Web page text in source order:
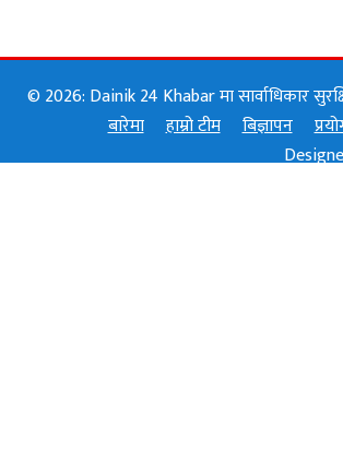
© 2026: Dainik 24 Khabar मा सार्वाधिकार
बारेमा
हाम्रो टीम बिज्ञापन